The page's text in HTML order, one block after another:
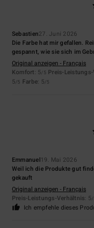
Sebastien27. Juni 2026
Die Farbe hat mir gefallen.
gespannt, wie sie sich im
Original anzeigen - Français
Komfort: 5/5 Preis-
5/5 Farbe: 5/5
Emmanuel19. Mai 2026
Weil ich die Produkte gut
gekauft
Original anzeigen - Français
Preis-Leistungs-Verhältnis: 5
Ich empfehle dieses